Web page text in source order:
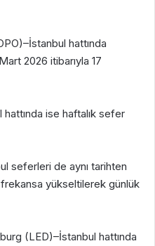
hattında
2026 itibarıyla 17
ise haftalık sefer
seferleri de aynı tarihten
yükseltilerek günlük
(LED)–İstanbul hattında